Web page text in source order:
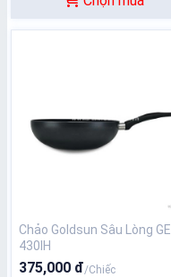
Chảo Goldsun Sâu Lòng GE
430IH
375,000 đ/Chiếc